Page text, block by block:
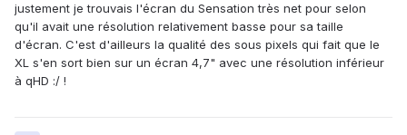
justement je trouvais l'écran du Sensation très net pour selon
qu'il avait une résolution relativement basse pour sa taille
d'écran. C'est d'ailleurs la qualité des sous pixels qui fait que le
XL s'en sort bien sur un écran 4,7" avec une résolution inférieur
à qHD :/ !